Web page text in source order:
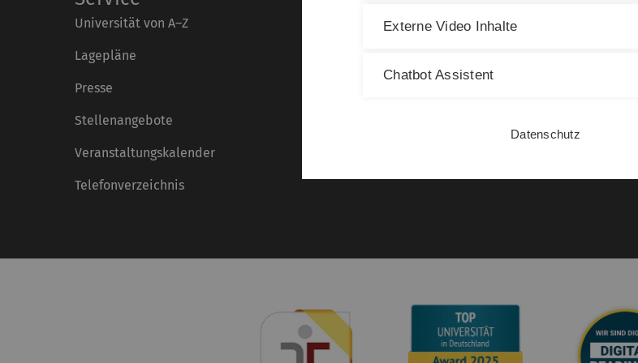
Universität von A–Z
Lagepläne
Presse
Stellenangebote
Veranstaltungskalender
Telefonverzeichnis
Impressum
Externe Video Inhalte
Chatbot Assistent
Datenschutz